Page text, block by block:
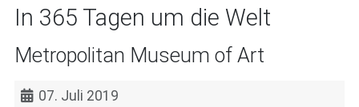
In 365 Tagen um die Welt
Metropolitan Museum of Art
07. Juli 2019